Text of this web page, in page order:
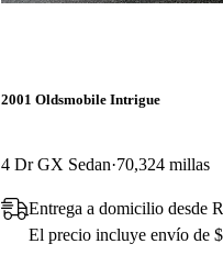
2001 Oldsmobile Intrigue
4 Dr GX Sedan 70,324 millas
Entrega a domicilio desde
El precio incluye envío de